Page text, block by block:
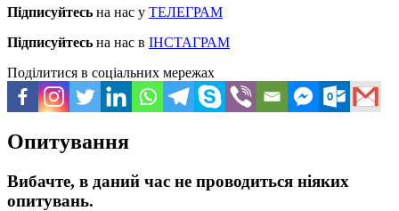
Підписуйтесь на нас у ТЕЛЕГРАМ
Підписуйтесь на нас в ІНСТАГРАМ
Поділитися в соціальних мережах
Опитування
Вибачте, в даний час не проводиться ніяких
опитувань.